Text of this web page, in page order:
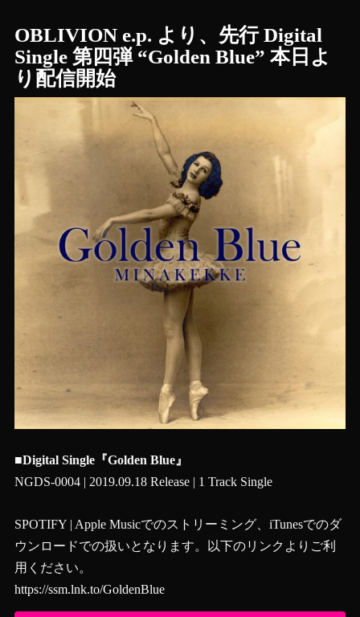
OBLIVION e.p. より、先行 Digital
Single 第四弾 “Golden Blue” 本日よ
り配信開始
■Digital Single『Golden Blue』
NGDS-0004 | 2019.09.18 Release | 1 Track Single
SPOTIFY | Apple Musicでのストリーミング、iTunesでのダ
ウンロードでの扱いとなります。以下のリンクよりご利
用ください。
https://ssm.lnk.to/GoldenBlue